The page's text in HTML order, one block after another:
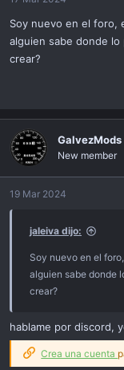
Soy nuevo en el foro,
alguien sabe donde
crear?
GalvezMods
New member
19 Mar 2024
jaleiva dijo:
Soy nuevo en el
alguien sabe donde
crear?
hablame por discord,
Crea una cuenta